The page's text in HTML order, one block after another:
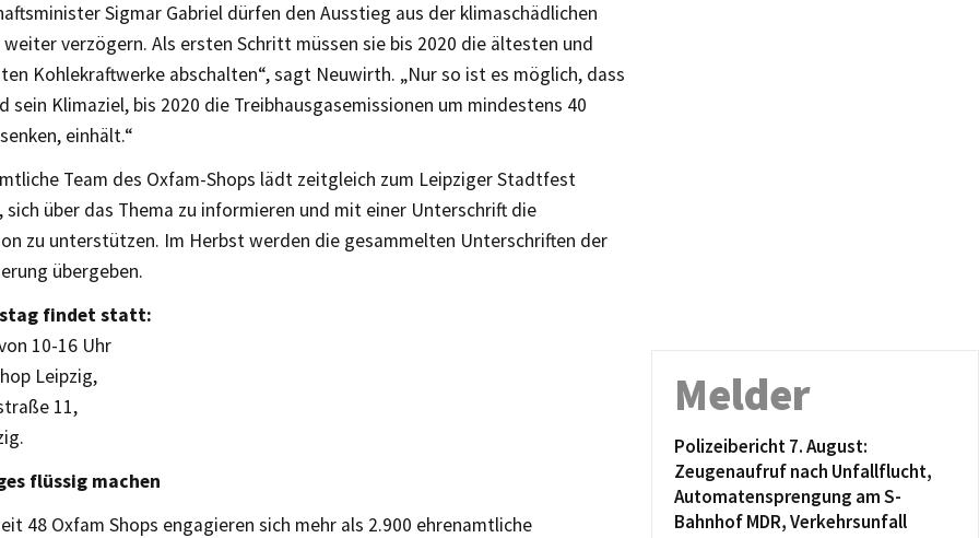
Sigmar Gabriel dürfen den Ausstieg aus der klimaschädlichen
verzögern. Als ersten Schritt müssen sie bis 2020 die ältesten und
Kohlekraftwerke abschalten“, sagt Neuwirth. „Nur so ist es möglich, dass
sein Klimaziel, bis 2020 die Treibhausgasemissionen um mindestens 40
einhält.“
Team des Oxfam-Shops lädt zeitgleich zum Leipziger Stadtfest
sich über das Thema zu informieren und mit einer Unterschrift die
zu unterstützen. Im Herbst werden die gesammelten Unterschriften der
übergeben.
findet statt:
10-16 Uhr
Leipzig,
11,
flüssig machen
48 Oxfam Shops engagieren sich mehr als 2.900 ehrenamtliche
Melder
Polizeibericht 7. August:
Zeugenaufruf nach Unfallflucht,
Automatensprengung am S-
Bahnhof MDR, Verkehrsunfall